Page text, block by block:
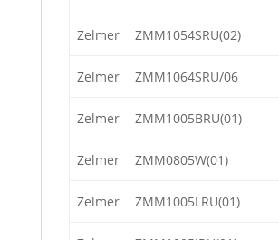
Zelmer ZMM1054SRU(02)
Zelmer ZMM1064SRU/06
Zelmer ZMM1005BRU(01)
Zelmer ZMM0805W(01)
Zelmer ZMM1005LRU(01)